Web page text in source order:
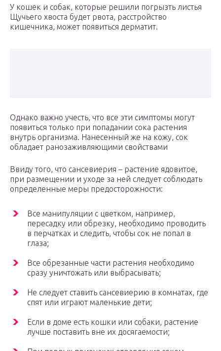
У кошек и собак, которые решили погрызть листья
Щучьего хвоста будет рвота, расстройство
кишечника, может появиться дерматит.
Однако важно учесть, что все эти симптомы могут
появиться только при попадании сока растения
внутрь организма. Нанесенный же на кожу, сок
обладает ранозаживляющими свойствами
Ввиду того, что сансевиерия – растение ядовитое,
при размещении и уходе за ней следует соблюдать
определенные меры предосторожности:
Все манипуляции с цветком, например,
пересадку или обрезку, необходимо проводить
в перчатках и следить, чтобы сок не попал в
глаза;
Все обрезанные части растения необходимо
сразу уничтожать или выбрасывать;
Не следует ставить сансевиерию в комнатах, где
спят или играют маленькие дети;
Если в доме есть кошки или собаки, растение
лучше поставить вне их досягаемости;